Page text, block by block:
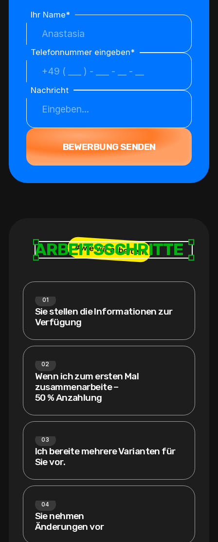
Ihr Name*
Telefonnummer eingeben*
Nachricht
ARBEITSSCHRITTE
#wie wir arbeiten
01
Sie stellen die Informationen zur
Verfügung
02
Wenn ich zum ersten Mal
zusammenarbeite –
50 % Anzahlung
03
Ich bereite mehrere Varianten für
Sie vor.
04
Sie nehmen
Änderungen vor